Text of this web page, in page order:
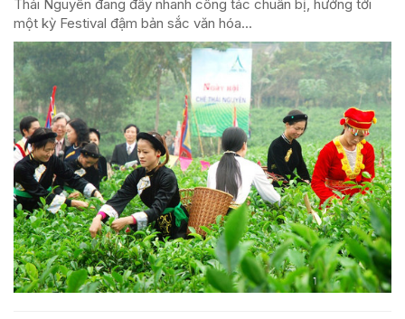
Thái Nguyên đang đẩy nhanh công tác chuẩn bị, hướng tới
một kỳ Festival đậm bản sắc văn hóa...